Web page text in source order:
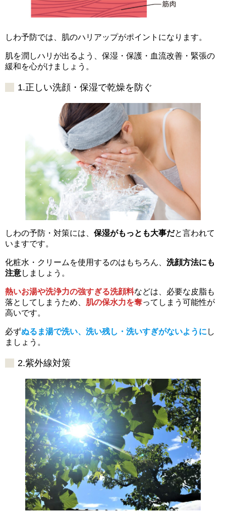
しわ予防では、肌のハリアップがポイントになります。
肌を潤しハリが出るよう、保湿・保護・血流改善・緊張の
緩和を心がけましょう。
1.正しい洗顔・保湿で乾燥を防ぐ
しわの予防・対策には、 保湿がもっとも大事だと言われて
いますです。
化粧水・クリームを使用するのはもちろん、 洗顔方法にも
注意しましょう。
熱いお湯や洗浄力の強すぎる洗顔料などは、必要な皮脂も
落としてしまうため、 肌の保水力を奪ってしまう可能性が
高いです。
必ずぬるま湯で洗い、洗い残し・洗いすぎがないように し
ましょう。
2.紫外線対策